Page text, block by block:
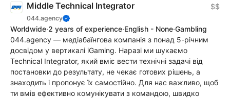
Middle Technical Integrator
044.agency
$$
Worldwide·2 years of experience·English - None·Gambling
044.agency — медіабаїнгова компанія з понад 5-річним
досвідом у вертикалі iGaming. Наразі ми шукаємо
Technical Integrator, який вміє вести технічні задачі від
постановки до результату, не чекає готових рішень, а
знаходить і пропонує їх самостійно. Для нас важливо, щоб
ти вмів ефективно комунікувати з командою, швидко